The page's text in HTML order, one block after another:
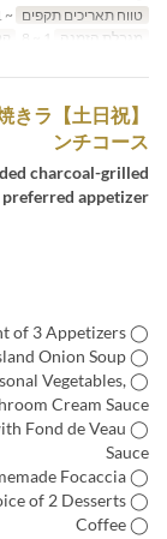
טווח תאריכים תקפים ~ 31 ביול
מגבלת הזמנה
きラ
ンチコース
charcoal-grilled
preferred appetizer.
◯ Assortment of 3 Appetizers
◯ Awaji Island Onion Soup
Vegetables,
Cream Sauce
Fond de Veau
Sauce
◯ Homemade Focaccia
◯ Choice of 2 Desserts
◯ Coffee